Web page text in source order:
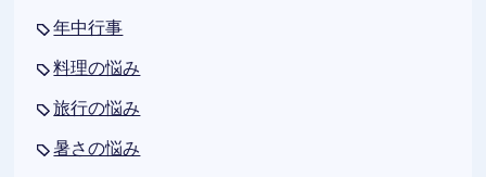
年中行事
料理の悩み
旅行の悩み
暑さの悩み